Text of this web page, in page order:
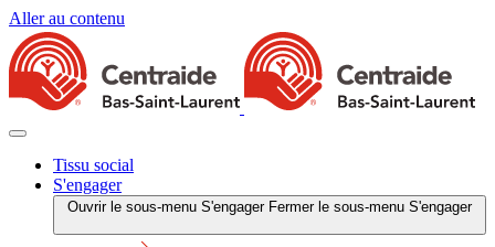
Aller au contenu
Tissu social
S'engager
Ouvrir le sous-menu S'engager Fermer le sous-menu S'engager